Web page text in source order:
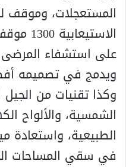
المستعجلات، وموقف
على استشفاء المرضى
ويدمج في تصميمه
وكذا تقنيات من الجيل
الشمسية، والألواح
الطبيعية، واستعادة
في سقي المساحات